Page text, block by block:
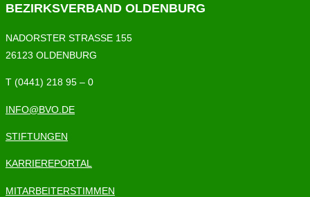
BEZIRKSVERBAND OLDENBURG
NADORSTER STRASSE 155
26123 OLDENBURG
T (0441) 218 95 – 0
INFO@BVO.DE
STIFTUNGEN
KARRIEREPORTAL
MITARBEITERSTIMMEN